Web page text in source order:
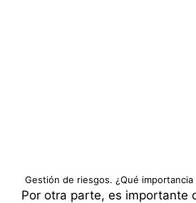
Gestión de riesgos. ¿Qué
Por otra parte, es importante